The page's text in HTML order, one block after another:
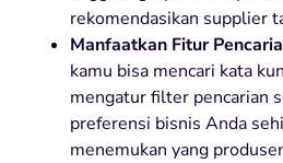
rekomendasikan supplier
Manfaatkan Fitur
kamu bisa mencari kata
mengatur filter pencarian
preferensi bisnis Anda
menemukan yang